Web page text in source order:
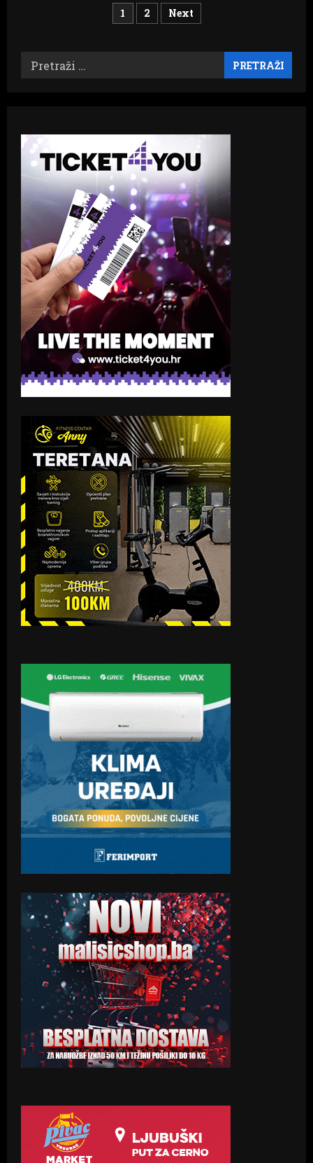
zdravstvenih
petak
Brojevi
stranica
objava
1 2 Next
Pretraži: